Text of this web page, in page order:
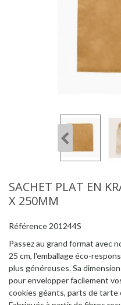
SACHET PLAT EN
X 250MM
Référence 201244S
Passez au grand format avec
25 cm, l'emballage éco-
plus généreuses. Sa
pour envelopper facilement
cookies géants, parts de